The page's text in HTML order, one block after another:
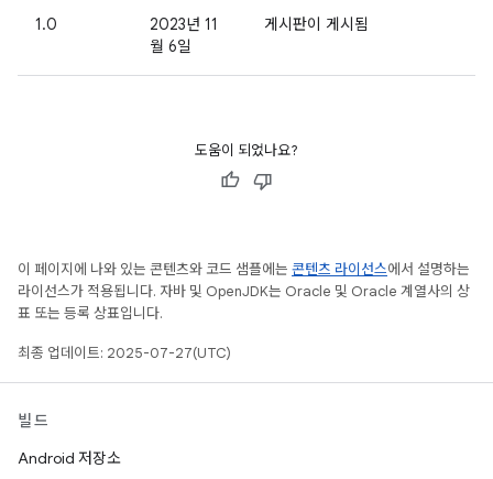
1.0
2023년 11
월 6일
게시판이 게시됨
도움이 되었나요?
이 페이지에 나와 있는 콘텐츠와 코드 샘플에는 콘텐츠 라이선스에서 설명하는
라이선스가 적용됩니다. 자바 및 OpenJDK는 Oracle 및 Oracle 계열사의 상
표 또는 등록 상표입니다.
최종 업데이트: 2025-07-27(UTC)
빌드
Android 저장소